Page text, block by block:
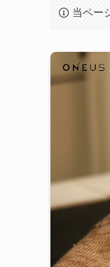
当ペー